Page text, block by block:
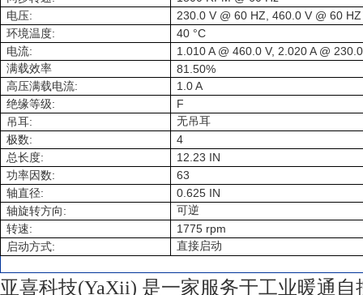
电压: 230.0 V @ 60 HZ, 460.0 V @ 60 HZ
环境温度: 40 °C
电流: 1.010 A @ 460.0 V, 2.020 A @
满载效率 81.50%
高压满载电流: 1.0 A
绝缘等级: F
吊耳:
无吊耳
极数: 4
总长度: 12.23 IN
功率因数: 63
轴直径: 0.625 IN
轴旋转方向 :
可逆
转速: 1775 rpm
启动方式: 直接启动
亚喜科技(YaXii) 是一家服务于工业暖通自